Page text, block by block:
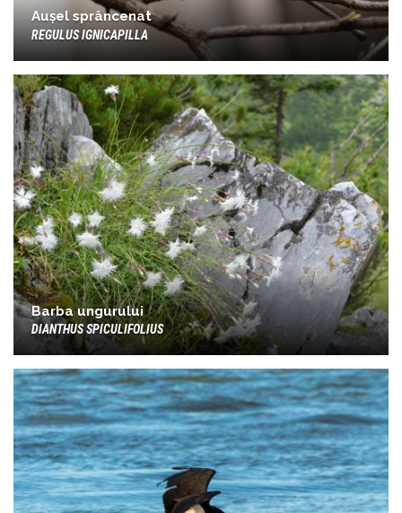
Aușel sprâncenat
REGULUS IGNICAPILLA
Barba ungurului
DIANTHUS SPICULIFOLIUS